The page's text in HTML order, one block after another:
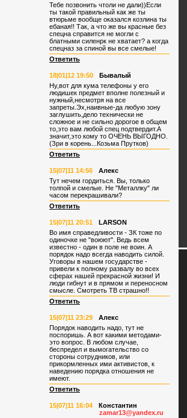
Тебе позвонить чтоли не дали))Если
ты такой правильный как же ты
втюрьме вообще оказался козлина ты
ебаная!! Так, а что же вы красные без
спецна справится не могли с
блатными силенрк не хватает? а когда
спецназ за спиной вы все смелые!
Ответить
18|01|12 19:50
Бывалый
Ну,вот для кума телефоны у его
людишек предмет вполне полезный и
нужный,несмотря на все
запреты.Эх,наивные-да любую зону
заглушить,дело технически не
сложное и не сильно дорогое в общем
то,это вам любой спец подтвердит.А
значит,это кому то ОЧЕНЬ ВЫГОДНО.
(Зри в корень...Козьма Прутков)
Ответить
15|07|11 14:56
Алекс
Тут нечем гордиться. Вы, только
толпой и смелые. Не "Металлку" ли
часом перекрашивали?
Ответить
15|07|11 20:51
LARSON
Во имя справедливости - ЗК тоже по
одиночке не "воюют". Ведь всем
известно - один в поле не воин. А
порядок надо всегда наводить силой.
Уговоры в нашем государстве -
привели к полному развалу во всех
сферах нашей прекрасной жизни! И
люди гибнут и в прямом и переносном
смысле. Смотреть ТВ страшно!!
Ответить
15|07|11 23:29
Алекс
Порядок наводить надо, тут не
поспоришь. А вот какими методами-
это вопрос. В любом случае,
беспредел и вымогательство со
стороны сотрудников, или
прикормленных ими активистов, к
наведению порядка отношения не
имеют.
Ответить
15|07|11 16:04
Константин
zamar13@yandex.ru